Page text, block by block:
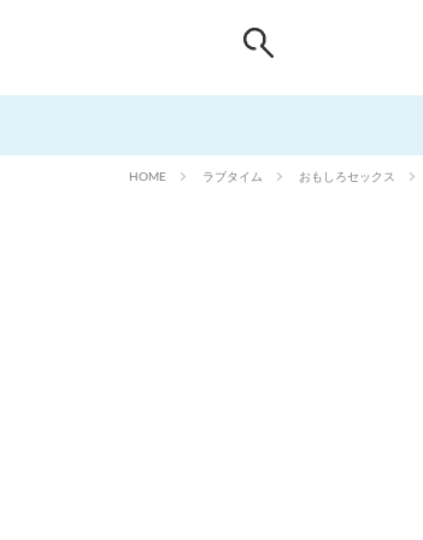
HOME ラブタイム おもしろセックス